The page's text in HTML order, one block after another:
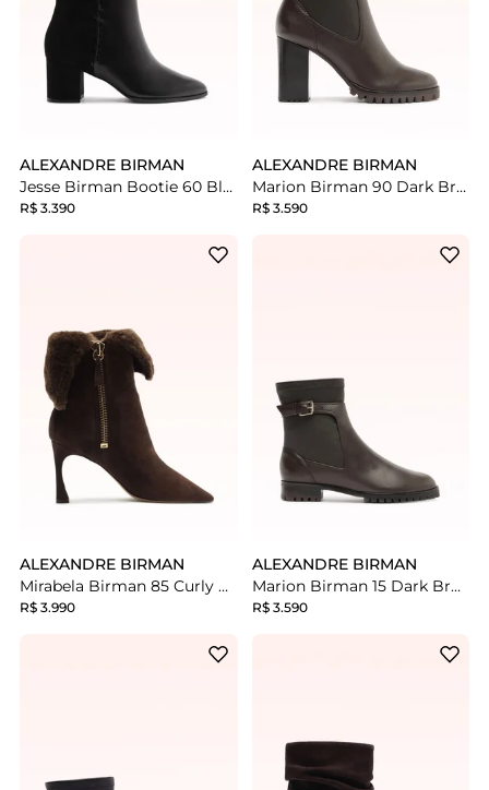
ALEXANDRE BIRMAN
Jesse Birman Bootie 60 Black
R$ 3.390
ALEXANDRE BIRMAN
Marion Birman 90 Dark Brown
R$ 3.590
ALEXANDRE BIRMAN
Mirabela Birman 85 Curly Dark Brown
R$ 3.990
ALEXANDRE BIRMAN
Marion Birman 15 Dark Brown
R$ 3.590